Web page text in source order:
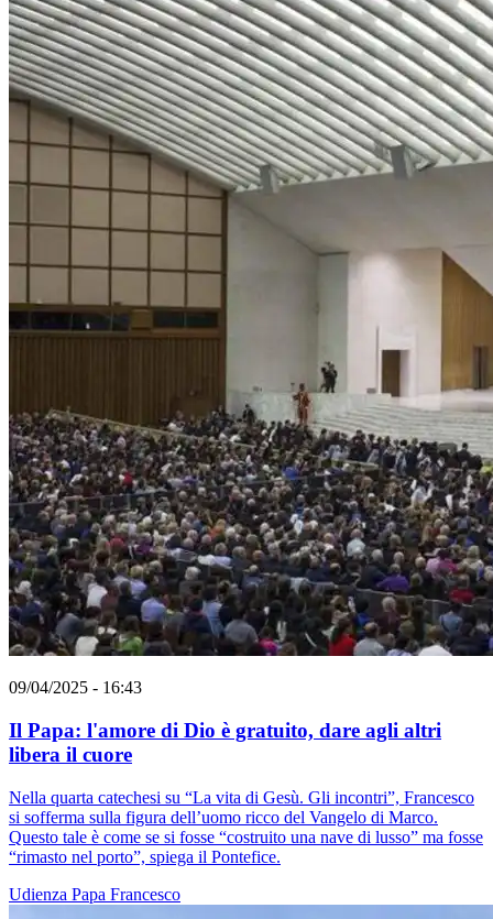
09/04/2025 - 16:43
Il Papa: l'amore di Dio è gratuito, dare agli altri
libera il cuore
Nella quarta catechesi su “La vita di Gesù. Gli incontri”, Francesco
si sofferma sulla figura dell’uomo ricco del Vangelo di Marco.
Questo tale è come se si fosse “costruito una nave di lusso” ma fosse
“rimasto nel porto”, spiega il Pontefice.
Udienza Papa Francesco